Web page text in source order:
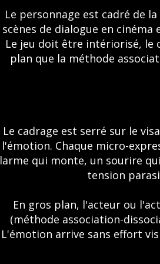
Le personnage est cadré de
scènes de dialogue en
Le jeu doit être intériorisé, le
plan que la méthode
Le cadrage est serré sur le
l'émotion. Chaque micro-
larme qui monte, un sourire
tension
En gros plan, l'acteur ou
(méthode association-
L'émotion arrive sans effort